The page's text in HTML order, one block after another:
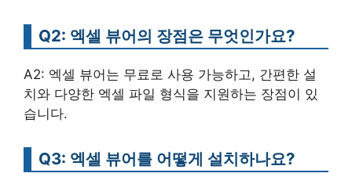
Q2: 엑셀 뷰어의 장점은 무엇인가요?
A2: 엑셀 뷰어는 무료로 사용 가능하고, 간편한 설
치와 다양한 엑셀 파일 형식을 지원하는 장점이 있
습니다.
Q3: 엑셀 뷰어를 어떻게 설치하나요?